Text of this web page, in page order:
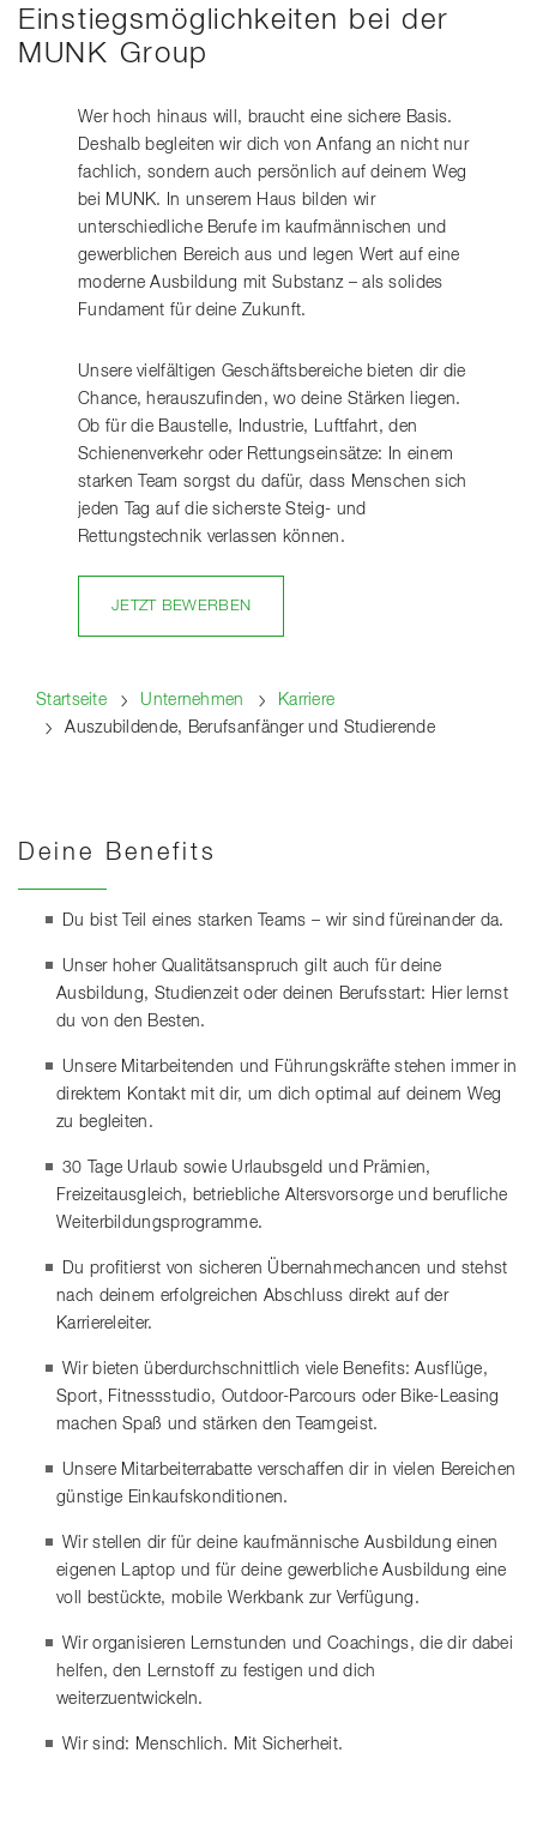
Einstiegsmöglichkeiten bei der
MUNK Group
Wer hoch hinaus will, braucht eine sichere Basis.
Deshalb begleiten wir dich von Anfang an nicht nur
fachlich, sondern auch persönlich auf deinem Weg
bei MUNK. In unserem Haus bilden wir
unterschiedliche Berufe im kaufmännischen und
gewerblichen Bereich aus und legen Wert auf eine
moderne Ausbildung mit Substanz – als solides
Fundament für deine Zukunft.
Unsere vielfältigen Geschäftsbereiche bieten dir die
Chance, herauszufinden, wo deine Stärken liegen.
Ob für die Baustelle, Industrie, Luftfahrt, den
Schienenverkehr oder Rettungseinsätze: In einem
starken Team sorgst du dafür, dass Menschen sich
jeden Tag auf die sicherste Steig- und
Rettungstechnik verlassen können.
JETZT BEWERBEN
Startseite Unternehmen
Karriere
Auszubildende, Berufsanfänger und Studierende
Deine Benefits
Du bist Teil eines starken Teams – wir sind füreinander da.
Unser hoher Qualitätsanspruch gilt auch für deine
Ausbildung, Studienzeit oder deinen Berufsstart: Hier lernst
du von den Besten.
Unsere Mitarbeitenden und Führungskräfte stehen immer in
direktem Kontakt mit dir, um dich optimal auf deinem Weg
zu begleiten.
30 Tage Urlaub sowie Urlaubsgeld und Prämien,
Freizeitausgleich, betriebliche Altersvorsorge und berufliche
Weiterbildungsprogramme.
Du profitierst von sicheren Übernahmechancen und stehst
nach deinem erfolgreichen Abschluss direkt auf der
Karriereleiter.
Wir bieten überdurchschnittlich viele Benefits: Ausflüge,
Sport, Fitnessstudio, Outdoor-Parcours oder Bike-Leasing
machen Spaß und stärken den Teamgeist.
Unsere Mitarbeiterrabatte verschaffen dir in vielen Bereichen
günstige Einkaufskonditionen.
Wir stellen dir für deine kaufmännische Ausbildung einen
eigenen Laptop und für deine gewerbliche Ausbildung eine
voll bestückte, mobile Werkbank zur Verfügung.
Wir organisieren Lernstunden und Coachings, die dir dabei
helfen, den Lernstoff zu festigen und dich
weiterzuentwickeln.
Wir sind: Menschlich. Mit Sicherheit.